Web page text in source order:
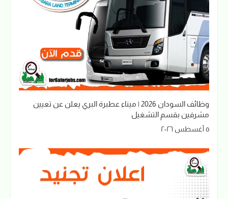
وظائف السودان 2026 | ميناء عطبرة البري يعلن عن تعيين
مشرفين بقسم التشغيل
٥ أغسطس ٢٠٢٦